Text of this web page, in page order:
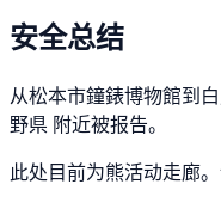
安全总结
从松本市鐘錶博物館到
野県 附近被报告。
此处目前为熊活动走廊